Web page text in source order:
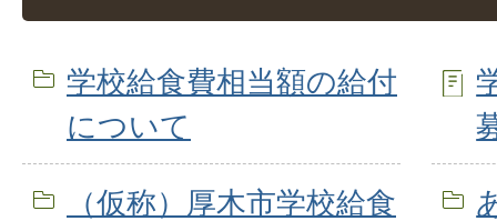
学校給食費相当額の給付
について
（仮称）厚木市学校給食